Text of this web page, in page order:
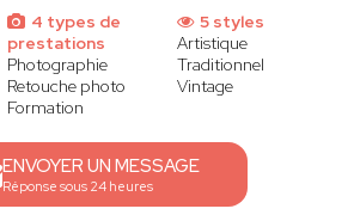
4 types de
prestations
Photographie
Retouche photo
Formation
5 styles
Artistique
Traditionnel
Vintage
ENVOYER UN MESSAGE
Réponse sous 24 heures